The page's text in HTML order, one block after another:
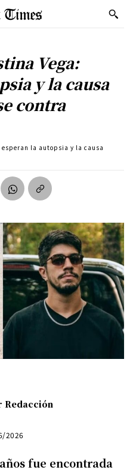
Vega:
y la causa
contra
esperan la autopsia y la causa
Redacción
2026
fue encontrada